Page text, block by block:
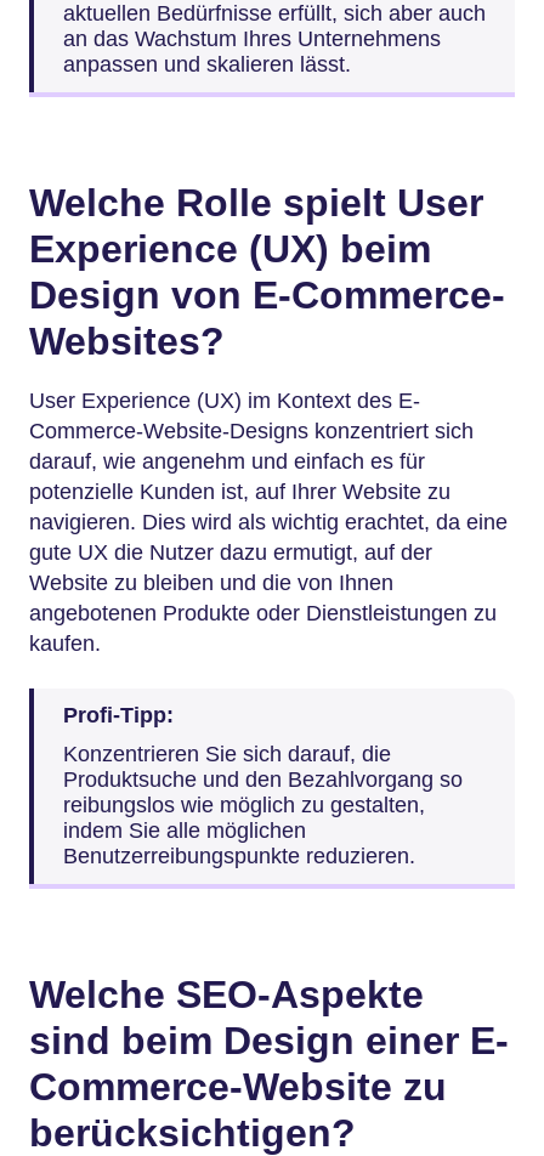
aktuellen Bedürfnisse erfüllt, sich aber auch
an das Wachstum Ihres Unternehmens
anpassen und skalieren lässt.
Welche Rolle spielt User
Experience (UX) beim
Design von E-Commerce-
Websites?
User Experience (UX) im Kontext des E-
Commerce-Website-Designs konzentriert sich
darauf, wie angenehm und einfach es für
potenzielle Kunden ist, auf Ihrer Website zu
navigieren. Dies wird als wichtig erachtet, da eine
gute UX die Nutzer dazu ermutigt, auf der
Website zu bleiben und die von Ihnen
angebotenen Produkte oder Dienstleistungen zu
kaufen.
Profi-Tipp:
Konzentrieren Sie sich darauf, die
Produktsuche und den Bezahlvorgang so
reibungslos wie möglich zu gestalten,
indem Sie alle möglichen
Benutzerreibungspunkte reduzieren.
Welche SEO-Aspekte
sind beim Design einer E-
Commerce-Website zu
berücksichtigen?